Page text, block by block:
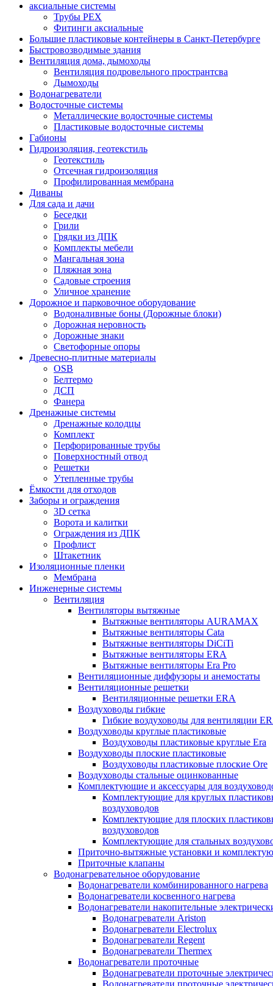
аксиальные системы
Трубы PEX
Фитинги аксиальные
Большие пластиковые контейнеры в Санкт-Петербурге
Быстровозводимые здания
Вентиляция дома, дымоходы
Вентиляция подровельного пространтсва
Дымоходы
Водонагреватели
Водосточные системы
Металлические водосточные системы
Пластиковые водосточные системы
Габионы
Гидроизоляция, геотекстиль
Геотекстиль
Отсечная гидроизоляция
Профилированная мембрана
Диваны
Для сада и дачи
Беседки
Грили
Грядки из ДПК
Комплекты мебели
Мангальная зона
Пляжная зона
Садовые строения
Уличное хранение
Дорожное и парковочное оборудование
Водоналивные боны (Дорожные блоки)
Дорожная неровность
Дорожные знаки
Светофорные опоры
Древесно-плитные материалы
OSB
Белтермо
ДСП
Фанера
Дренажные системы
Дренажные колодцы
Комплект
Перфорированные трубы
Поверхностный отвод
Решетки
Утепленные трубы
Ёмкости для отходов
Заборы и ограждения
3D сетка
Ворота и калитки
Ограждения из ДПК
Профлист
Штакетник
Изоляционные пленки
Мембрана
Инженерные системы
Вентиляция
Вентиляторы вытяжные
Вытяжные вентиляторы AURAMAX
Вытяжные вентиляторы Cata
Вытяжные вентиляторы DiCiTi
Вытяжные вентиляторы ERA
Вытяжные вентиляторы Era Pro
Вентиляционные диффузоры и анемостаты
Вентиляционные решетки
Вентиляционные решетки ERA
Воздуховоды гибкие
Гибкие воздуховоды для вентиляции
Воздуховоды круглые пластиковые
Воздуховоды пластиковые круглые Era
Воздуховоды плоские пластиковые
Воздуховоды пластиковые плоские Ore
Воздуховоды стальные оцинкованные
Комплектующие и аксессуары для
Комплектующие для круглых
воздуховодов
Комплектующие для плоских
воздуховодов
Комплектующие для стальных
Приточно-вытяжные установки и
Приточные клапаны
Водонагревательное оборудование
Водонагреватели комбинированного нагрева
Водонагреватели косвенного нагрева
Водонагреватели накопительные
Водонагреватели Ariston
Водонагреватели Electrolux
Водонагреватели Regent
Водонагреватели Thermex
Водонагреватели проточные
Водонагреватели проточные